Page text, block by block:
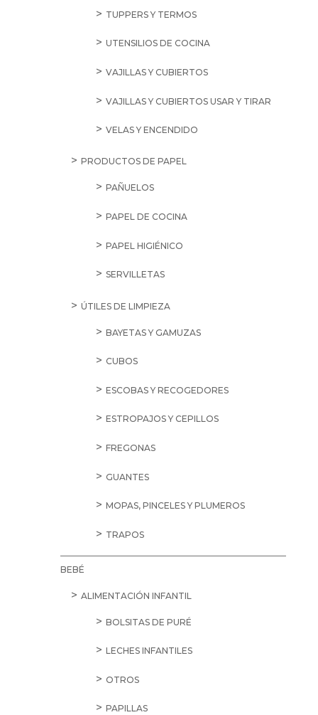
TUPPERS Y TERMOS
UTENSILIOS DE COCINA
VAJILLAS Y CUBIERTOS
VAJILLAS Y CUBIERTOS USAR Y TIRAR
VELAS Y ENCENDIDO
PRODUCTOS DE PAPEL
PAÑUELOS
PAPEL DE COCINA
PAPEL HIGIÉNICO
SERVILLETAS
ÚTILES DE LIMPIEZA
BAYETAS Y GAMUZAS
CUBOS
ESCOBAS Y RECOGEDORES
ESTROPAJOS Y CEPILLOS
FREGONAS
GUANTES
MOPAS, PINCELES Y PLUMEROS
TRAPOS
BEBÉ
ALIMENTACIÓN INFANTIL
BOLSITAS DE PURÉ
LECHES INFANTILES
OTROS
PAPILLAS